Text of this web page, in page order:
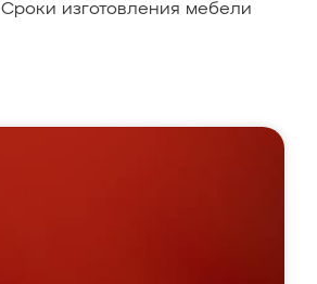
Сроки изготовления мебели